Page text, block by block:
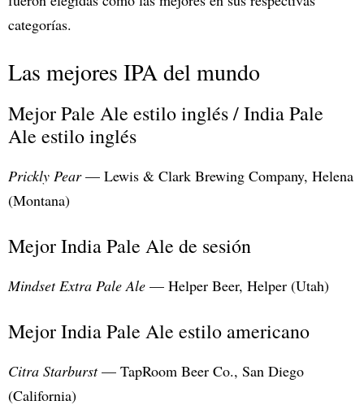
categorías.
Las mejores IPA del mundo
Mejor Pale Ale estilo inglés / India Pale
Ale estilo inglés
Prickly Pear— Lewis & Clark Brewing Company, Helena
(Montana)
Mejor India Pale Ale de sesión
Mindset Extra Pale Ale — Helper Beer, Helper (Utah)
Mejor India Pale Ale estilo americano
Citra Starburst— TapRoom Beer Co., San Diego
(California)